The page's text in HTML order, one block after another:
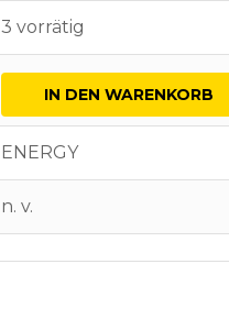
3 vorrätig
IN DEN WARENKORB
ENERGY
n. v.